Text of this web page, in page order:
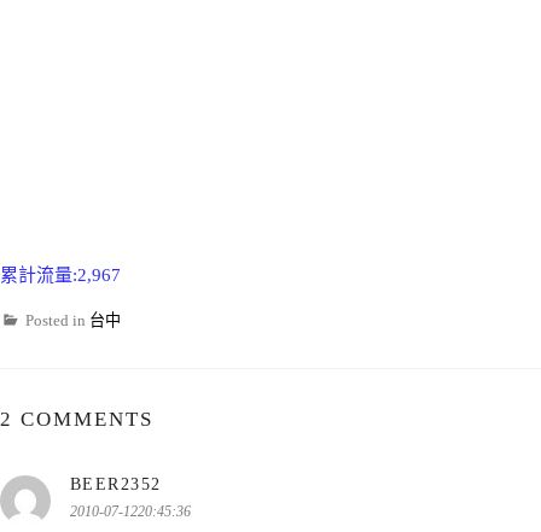
累計流量:2,967
Posted in 台中
2 COMMENTS
BEER2352
示:
2010-07-1220:45:36